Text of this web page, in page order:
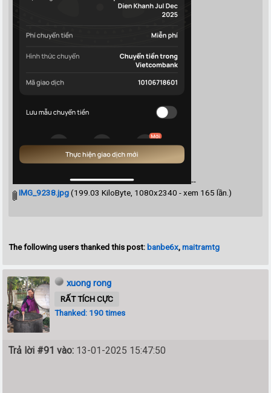
--
IMG_9238.jpg(199.03 KiloByte, 1080x2340 - xem 165 lần.)
The following users thanked this post: banbe6x,maitramtg
xuong rong
RẤT TÍCH CỰC
Thanked: 190 times
Trả lời #91 vào: 13-01-2025 15:47:50